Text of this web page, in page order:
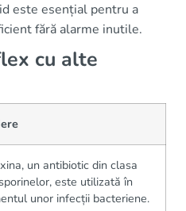
este esențial pentru a
fără alarme inutile.
cu alte
un antibiotic din clasa
este utilizată în
unor infecții bacteriene.